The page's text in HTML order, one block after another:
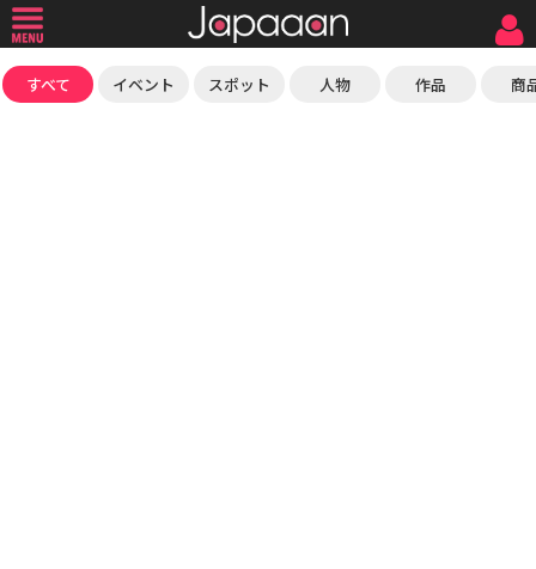
すべて イベント スポット 人物 作品 商